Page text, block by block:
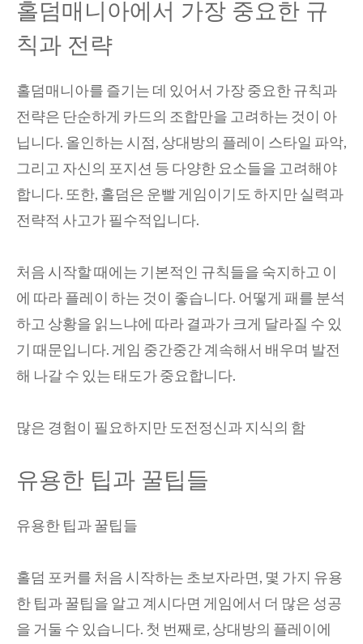
홀덤매니아에서 가장 중요한 규
칙과 전략
홀덤매니아를 즐기는 데 있어서 가장 중요한 규칙과
전략은 단순하게 카드의 조합만을 고려하는 것이 아
닙니다. 올인하는 시점, 상대방의 플레이 스타일 파악,
그리고 자신의 포지션 등 다양한 요소들을 고려해야
합니다. 또한, 홀덤은 운빨 게임이기도 하지만 실력과
전략적 사고가 필수적입니다.
처음 시작할 때에는 기본적인 규칙들을 숙지하고 이
에 따라 플레이 하는 것이 좋습니다. 어떻게 패를 분석
하고 상황을 읽느냐에 따라 결과가 크게 달라질 수 있
기 때문입니다. 게임 중간중간 계속해서 배우며 발전
해 나갈 수 있는 태도가 중요합니다.
많은 경험이 필요하지만 도전정신과 지식의 함
유용한 팁과 꿀팁들
유용한 팁과 꿀팁들
홀덤 포커를 처음 시작하는 초보자라면, 몇 가지 유용
한 팁과 꿀팁을 알고 계시다면 게임에서 더 많은 성공
을 거둘 수 있습니다. 첫 번째로, 상대방의 플레이에